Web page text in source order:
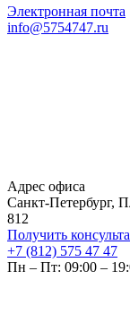
Электронная почта
info@5754747.ru
Адрес офиса
Санкт-Петербург,
812
Получить
+7 (812) 575 47 47
Пн – Пт: 09:00 –